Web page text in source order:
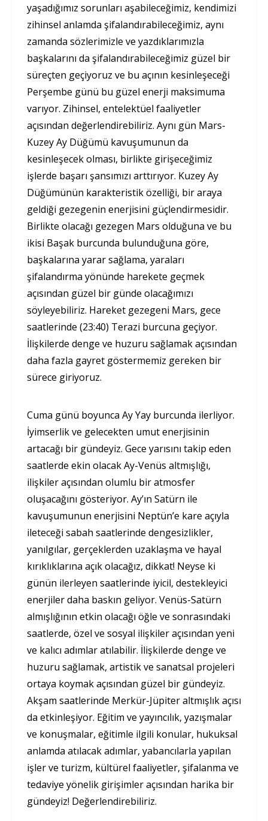
yaşadığımız sorunları aşabileceğimiz, kendimizi
zihinsel anlamda şifalandırabileceğimiz, aynı
zamanda sözlerimizle ve yazdıklarımızla
başkalarını da şifalandırabileceğimiz güzel bir
süreçten geçiyoruz ve bu açının kesinleşeceği
Perşembe günü bu güzel enerji maksimuma
varıyor. Zihinsel, entelektüel faaliyetler
açısından değerlendirebiliriz. Aynı gün Mars-
Kuzey Ay Düğümü kavuşumunun da
kesinleşecek olması, birlikte girişeceğimiz
işlerde başarı şansımızı arttırıyor. Kuzey Ay
Düğümünün karakteristik özelliği, bir araya
geldiği gezegenin enerjisini güçlendirmesidir.
Birlikte olacağı gezegen Mars olduğuna ve bu
ikisi Başak burcunda bulunduğuna göre,
başkalarına yarar sağlama, yaraları
şifalandırma yönünde harekete geçmek
açısından güzel bir günde olacağımızı
söyleyebiliriz. Hareket gezegeni Mars, gece
saatlerinde (23:40) Terazi burcuna geçiyor.
İlişkilerde denge ve huzuru sağlamak açısından
daha fazla gayret göstermemiz gereken bir
sürece giriyoruz.
Cuma günü boyunca Ay Yay burcunda ilerliyor.
İyimserlik ve gelecekten umut enerjisinin
artacağı bir gündeyiz. Gece yarısını takip eden
saatlerde ekin olacak Ay-Venüs altmışlığı,
ilişkiler açısından olumlu bir atmosfer
oluşacağını gösteriyor. Ay’ın Satürn ile
kavuşumunun enerjisini Neptün’e kare açıyla
ileteceği sabah saatlerinde dengesizlikler,
yanılgılar, gerçeklerden uzaklaşma ve hayal
kırıklıklarına açık olacağız, dikkat! Neyse ki
günün ilerleyen saatlerinde iyicil, destekleyici
enerjiler daha baskın geliyor. Venüs-Satürn
almışlığının etkin olacağı öğle ve sonrasındaki
saatlerde, özel ve sosyal ilişkiler açısından yeni
ve kalıcı adımlar atılabilir. İlişkilerde denge ve
huzuru sağlamak, artistik ve sanatsal projeleri
ortaya koymak açısından güzel bir gündeyiz.
Akşam saatlerinde Merkür-Jüpiter altmışlık açısı
da etkinleşiyor. Eğitim ve yayıncılık, yazışmalar
ve konuşmalar, eğitimle ilgili konular, hukuksal
anlamda atılacak adımlar, yabancılarla yapılan
işler ve turizm, kültürel faaliyetler, şifalanma ve
tedaviye yönelik girişimler açısından harika bir
gündeyiz! Değerlendirebiliriz.